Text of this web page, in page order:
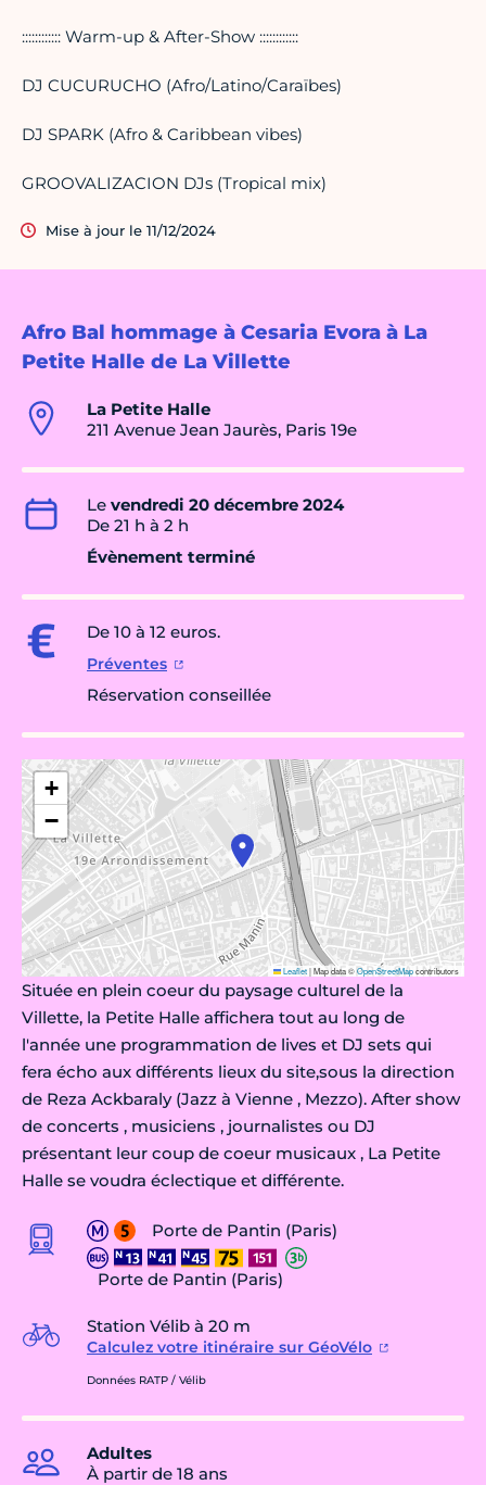
Afro Bal hommage à Cesaria Evora à La
Petite Halle de La Villette
La Petite Halle
211 Avenue Jean Jaurès, Paris 19e
Le vendredi 20 décembre 2024
De 21 h à 2 h
Évènement terminé
De 10 à 12 euros.
Préventes
Réservation conseillée
+
−
Leaflet|Map data ©OpenStreetMapcontributors
Située en plein coeur du paysage culturel de la
Villette, la Petite Halle affichera tout au long de
l'année une programmation de lives et DJ sets qui
fera écho aux différents lieux du site,sous la direction
de Reza Ackbaraly (Jazz à Vienne , Mezzo). After show
de concerts , musiciens , journalistes ou DJ
présentant leur coup de coeur musicaux , La Petite
Halle se voudra éclectique et différente.
Porte de Pantin (Paris)
Porte de Pantin (Paris)
Station Vélib à 20 m
Calculez votre itinéraire sur GéoVélo
Données RATP / Vélib
Adultes
À partir de 18 ans
:::::::::::: Warm-up & After-Show ::::::::::::
DJ CUCURUCHO (Afro/Latino/Caraïbes)
DJ SPARK (Afro & Caribbean vibes)
GROOVALIZACION DJs (Tropical mix)
Mise à jour le 11/12/2024